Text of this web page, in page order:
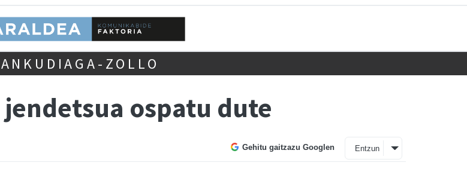
ZOLLO
ospatu dute
Gehitu gaitzazu Googlen Entzun